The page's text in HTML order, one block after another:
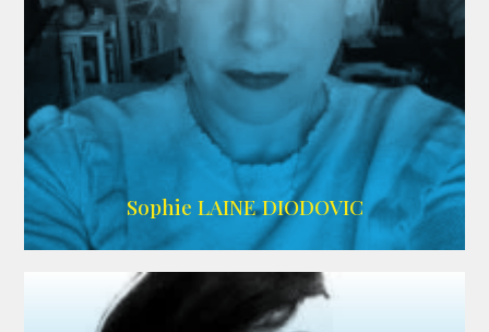
WIKIPEDIA
Sophie LAINE DIODOVIC